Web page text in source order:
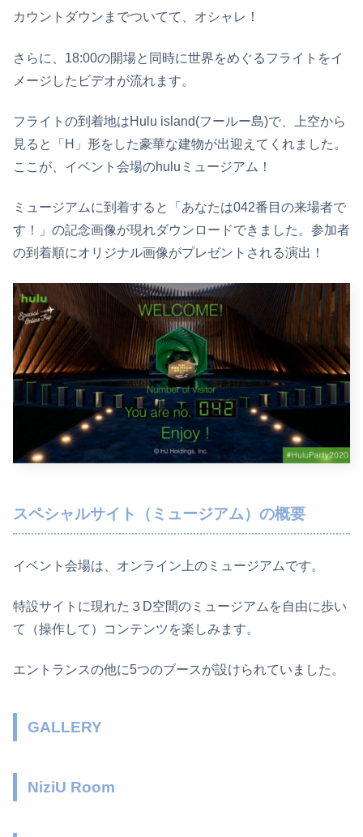
カウントダウンまでついてて、オシャレ！
さらに、18:00の開場と同時に世界をめぐるフライトをイ
メージしたビデオが流れます。
フライトの到着地はHulu island(フールー島)で、上空から
見ると「H」形をした豪華な建物が出迎えてくれました。
ここが、イベント会場のhuluミュージアム！
ミュージアムに到着すると「あなたは042番目の来場者で
す！」の記念画像が現れダウンロードできました。参加者
の到着順にオリジナル画像がプレゼントされる演出！
スペシャルサイト（ミュージアム）の概要
イベント会場は、オンライン上のミュージアムです。
特設サイトに現れた３D空間のミュージアムを自由に歩い
て（操作して）コンテンツを楽しみます。
エントランスの他に5つのブースが設けられていました。
GALLERY
NiziU Room